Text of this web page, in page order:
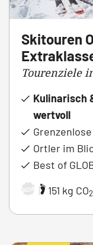
Skitouren
Tourenziele
Kulinarisch
wertvoll
Ortler im
Best of
ARCHIV | 151 kg CO2